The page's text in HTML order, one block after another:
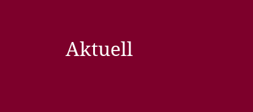
Aktuell